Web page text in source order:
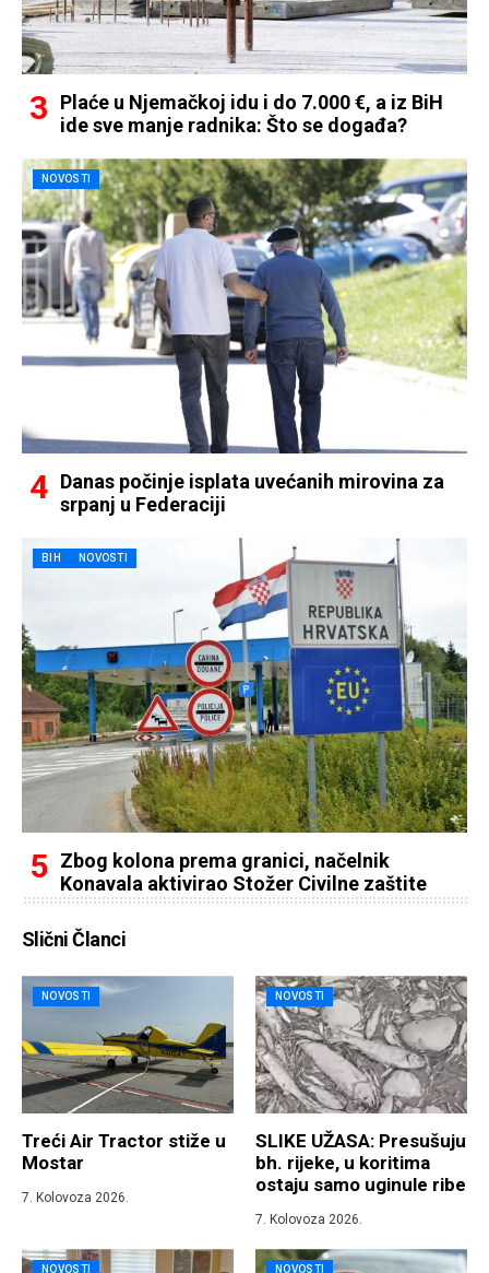
Plaće u Njemačkoj idu i do 7.000 €, a iz BiH
ide sve manje radnika: Što se događa?
NOVOSTI
Danas počinje isplata uvećanih mirovina za
srpanj u Federaciji
BIH NOVOSTI
Zbog kolona prema granici, načelnik
Konavala aktivirao Stožer Civilne zaštite
Slični Članci
NOVOSTI
Treći Air Tractor stiže u
Mostar
7. Kolovoza 2026.
NOVOSTI
SLIKE UŽASA: Presušuju
bh. rijeke, u koritima
ostaju samo uginule ribe
7. Kolovoza 2026.
NOVOSTI NOVOSTI